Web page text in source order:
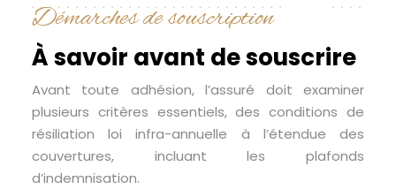
Démarches de souscription
À savoir avant de souscrire
Avant toute adhésion, l’assuré doit examiner
plusieurs critères essentiels, des conditions de
résiliation loi infra-annuelle à l’étendue des
couvertures, incluant les plafonds
d’indemnisation.